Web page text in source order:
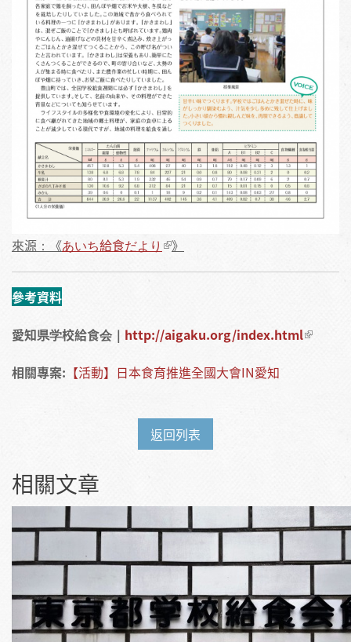
來源：《あいち給食だより 》
參考資料
愛知県学校給食会｜ http://aigaku.org/index.html
相關專案: 【活動】日本食育推進全國大會IN愛知
返回列表
相關文章